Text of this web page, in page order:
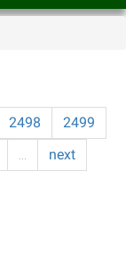
2498
2499
…
next